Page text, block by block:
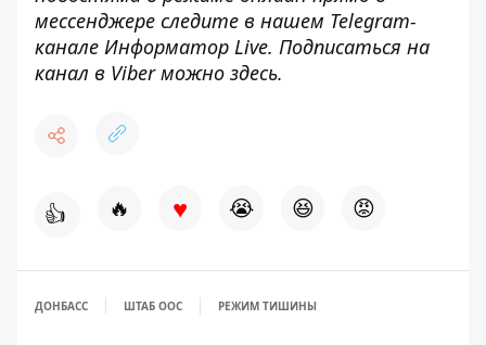
мессенджере следите в нашем Telegram-
канале Информатор Live. Подписаться на
канал в Viber можно здесь.
👍 🔥 ♥ 😭 😆 😡
ДОНБАСС ШТАБ ООС РЕЖИМ ТИШИНЫ